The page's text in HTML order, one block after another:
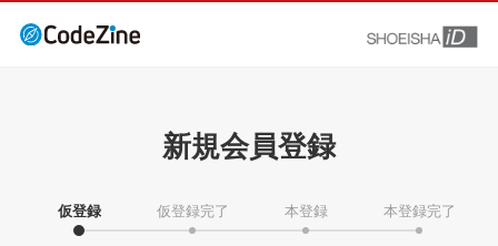
新規会員登録
仮登録 仮登録完了 本登録 本登録完了